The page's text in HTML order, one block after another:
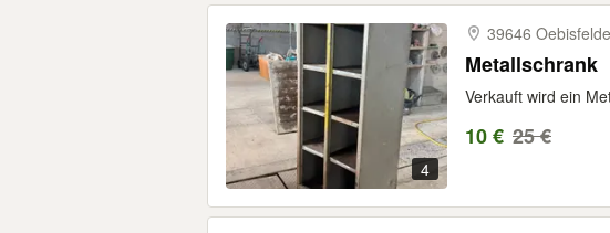
4
39646
Metallschrank
Verkauft wird ein
10 € 25 €